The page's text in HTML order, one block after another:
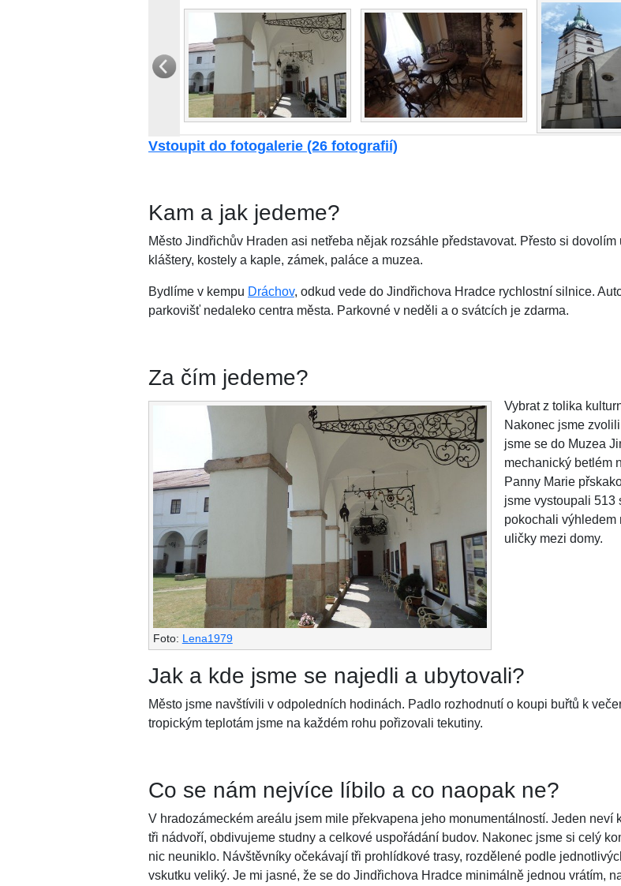
Vstoupit do fotogalerie (26 fotografií)
Kam a jak jedeme?
Město Jindřichův Hraden asi netřeba nějak rozsáhle představovat. Přesto si
kláštery, kostely a kaple, zámek, paláce a muzea.
Bydlíme v kempu Dráchov, odkud vede do Jindřichova Hradce rychlostní silnice.
parkovišť nedaleko centra města. Parkovné v neděli a o svátcích je zdarma.
Za čím jedeme?
Foto: Lena1979
Vybrat z tolika
Nakonec jsme
jsme se do Muzea
mechanický betlém
Panny Marie
jsme vystoupali 513
pokochali výhledem
uličky mezi domy.
Jak a kde jsme se najedli a ubytovali?
Město jsme navštívili v odpoledních hodinách. Padlo rozhodnutí o koupi buřtů k
tropickým teplotám jsme na každém rohu pořizovali tekutiny.
Co se nám nejvíce líbilo a co naopak ne?
V hradozámeckém areálu jsem mile překvapena jeho monumentálností. Jeden neví
tři nádvoří, obdivujeme studny a celkové uspořádání budov. Nakonec jsme si celý
nic neuniklo. Návštěvníky očekávají tři prohlídkové trasy, rozdělené podle
vskutku veliký. Je mi jasné, že se do Jindřichova Hradce minimálně jednou vrátím,